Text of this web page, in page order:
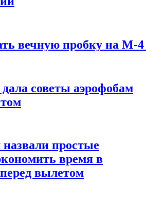
вечную пробку на М-
советы аэрофобам
простые
время в
вылетом